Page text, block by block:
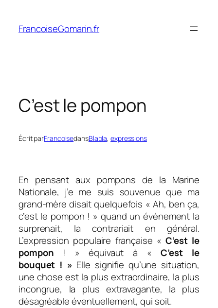
contenu
FrancoiseGomarin.fr
C’est le pompon
Écrit parFrancoisedansBlabla, expressions
En pensant aux pompons de la Marine
Nationale, j’e me suis souvenue que ma
grand-mère disait quelquefois « Ah, ben ça,
c’est le pompon ! » quand un événement la
surprenait, la contrariait en général.
L’expression populaire française «C’est le
pompon ! » équivaut à « C’est le
bouquet ! » Elle signifie qu’une situation,
une chose est la plus extraordinaire, la plus
incongrue, la plus extravagante, la plus
désagréable éventuellement, qui soit.